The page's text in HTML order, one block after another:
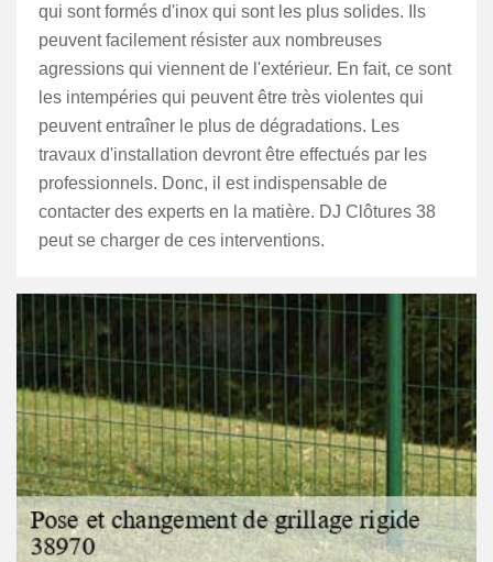
qui sont formés d'inox qui sont les plus solides. Ils
peuvent facilement résister aux nombreuses
agressions qui viennent de l'extérieur. En fait, ce sont
les intempéries qui peuvent être très violentes qui
peuvent entraîner le plus de dégradations. Les
travaux d'installation devront être effectués par les
professionnels. Donc, il est indispensable de
contacter des experts en la matière. DJ Clôtures 38
peut se charger de ces interventions.